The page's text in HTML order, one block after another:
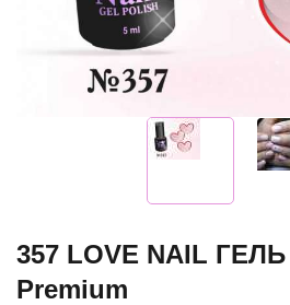
357 LOVE NAIL
Premium